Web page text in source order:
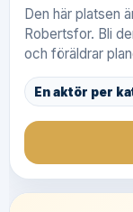
Den här platsen
Robertsfor. Bli
och föräldrar
En aktör per